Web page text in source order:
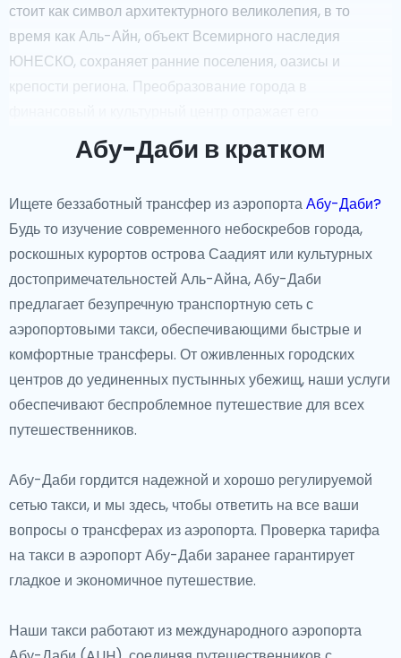
стоит как символ архитектурного великолепия, в то
время как Аль-Айн, объект Всемирного наследия
ЮНЕСКО, сохраняет ранние поселения, оазисы и
крепости региона. Преобразование города в
динамичное прошлое и многообещающее будущее.
От безупречных пляжей острова Саадият до
адреналинового Ferrari World, Абу-Даби гордится
множеством обязательных к посещению
достопримечательностей. Трасса Яс Марина принимает
мероприятия мирового класса по автоспорту, а Корниш
предлагает потрясающие виды на набережную.Пустыня
Руб' аль-Хали, самая большая песчаная пустыня в
мире, предлагает непревзойденный опыт пустынного
сафари для любителей приключений.
Для тех, кто ищет что-то за пределами великолепия
города, в Абу-Даби ждут своего открытия скрытые
жемчужины. Мангровые леса предлагают мирное
каякинговое убежище, а спокойный оазис Лива
Менее известный остров Сир-Бани-Яс, дом
Абу-Даби в кратком
Ищете беззаботный трансфер из аэропортаАбу-Даби?
Будь то изучение современного небоскребов города,
роскошных курортов острова Саадият или культурных
достопримечательностей Аль-Айна, Абу-Даби
предлагает безупречную транспортную сеть с
аэропортовыми такси, обеспечивающими быстрые и
комфортные трансферы. От оживленных городских
центров до уединенных пустынных убежищ, наши услуги
обеспечивают беспроблемное путешествие для всех
путешественников.
Абу-Даби гордится надежной и хорошо регулируемой
сетью такси, и мы здесь, чтобы ответить на все ваши
вопросы о трансферах из аэропорта. Проверкатарифа
на такси в аэропорт Абу-Даби заранее гарантирует
гладкое и экономичное путешествие.
Наши такси работают из международного аэропорта